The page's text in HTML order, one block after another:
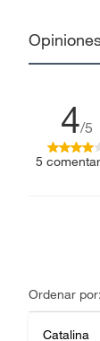
4/5
5
Ordenar por:
Catalina